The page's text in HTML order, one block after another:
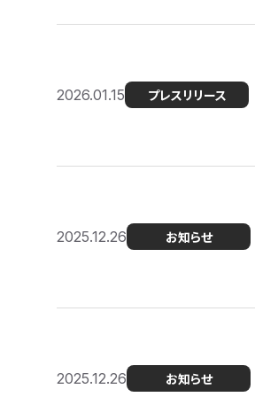
2026.01.15 プレスリリース
2025.12.26 お知らせ
2025.12.26 お知らせ